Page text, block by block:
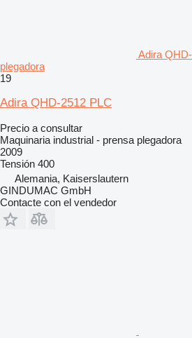
Adira
plegadora
19
Adira QHD-2512 PLC
Precio a consultar
Maquinaria industrial - prensa plegadora
2009
Tensión 400
Alemania, Kaiserslautern
GINDUMAC GmbH
Contacte con el vendedor